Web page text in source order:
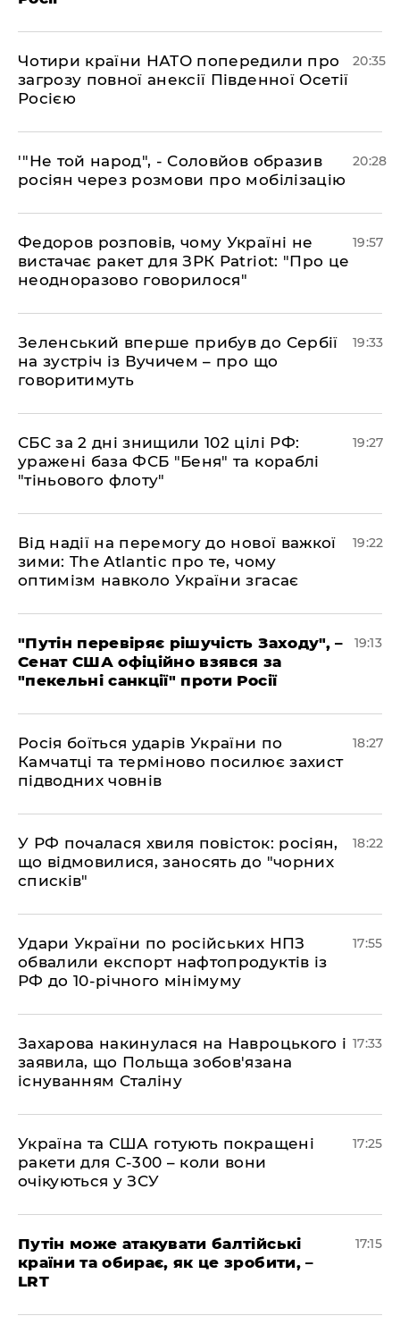
​Чотири країни НАТО попередили про
загрозу повної анексії Південної Осетії
Росією
20:35
​'"Не той народ", - Соловйов образив
росіян через розмови про мобілізацію
20:28
​Федоров розповів, чому Україні не
вистачає ракет для ЗРК Patriot: "Про це
неодноразово говорилося"
19:57
​Зеленський вперше прибув до Сербії
на зустріч із Вучичем – про що
говоритимуть
19:33
​СБС за 2 дні знищили 102 цілі РФ:
уражені база ФСБ "Беня" та кораблі
"тіньового флоту"
19:27
​Від надії на перемогу до нової важкої
зими: The Atlantic про те, чому
оптимізм навколо України згасає
19:22
​"Путін перевіряє рішучість Заходу", –
Сенат США офіційно взявся за
"пекельні санкції" проти Росії
19:13
​Росія боїться ударів України по
Камчатці та терміново посилює захист
підводних човнів
18:27
​У РФ почалася хвиля повісток: росіян,
що відмовилися, заносять до "чорних
списків"
18:22
​Удари України по російських НПЗ
обвалили експорт нафтопродуктів із
РФ до 10-річного мінімуму
17:55
​Захарова накинулася на Навроцького і
заявила, що Польща зобов'язана
існуванням Сталіну
17:33
​Україна та США готують покращені
ракети для С-300 – коли вони
очікуються у ЗСУ
17:25
​Путін може атакувати балтійські
країни та обирає, як це зробити, –
LRT
17:15